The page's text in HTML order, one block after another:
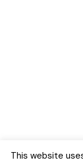
This website